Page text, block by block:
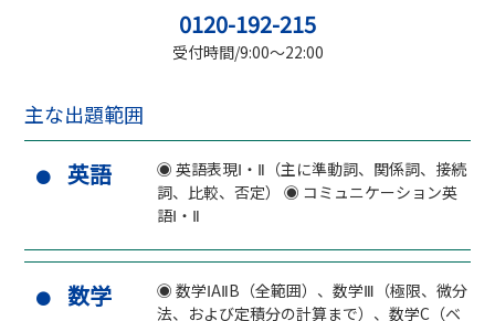
0120-192-215
受付時間/9:00～22:00
主な出題範囲
英語
◉ 英語表現Ⅰ・Ⅱ（主に準動詞、関係詞、接続
詞、比較、否定） ◉ コミュニケーション英
語Ⅰ・Ⅱ
数学
◉ 数学ⅠAⅡB（全範囲）、数学Ⅲ（極限、微分
法、および定積分の計算まで）、数学C（ベ